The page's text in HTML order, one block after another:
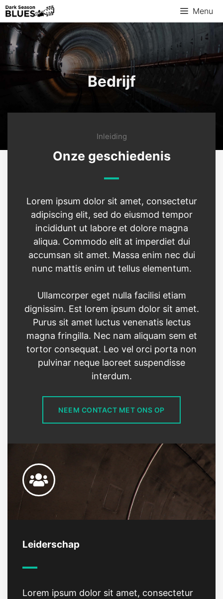
Menu
Bedrijf
Inleiding
Onze geschiedenis
Lorem ipsum dolor sit amet, consectetur
adipiscing elit, sed do eiusmod tempor
incididunt ut labore et dolore magna
aliqua. Commodo elit at imperdiet dui
accumsan sit amet. Massa enim nec dui
nunc mattis enim ut tellus elementum.
Ullamcorper eget nulla facilisi etiam
dignissim. Est lorem ipsum dolor sit amet.
Purus sit amet luctus venenatis lectus
magna fringilla. Nec nam aliquam sem et
tortor consequat. Leo vel orci porta non
pulvinar neque laoreet suspendisse
interdum.
NEEM CONTACT MET ONS OP
Leiderschap
Lorem ipsum dolor sit amet, consectetur